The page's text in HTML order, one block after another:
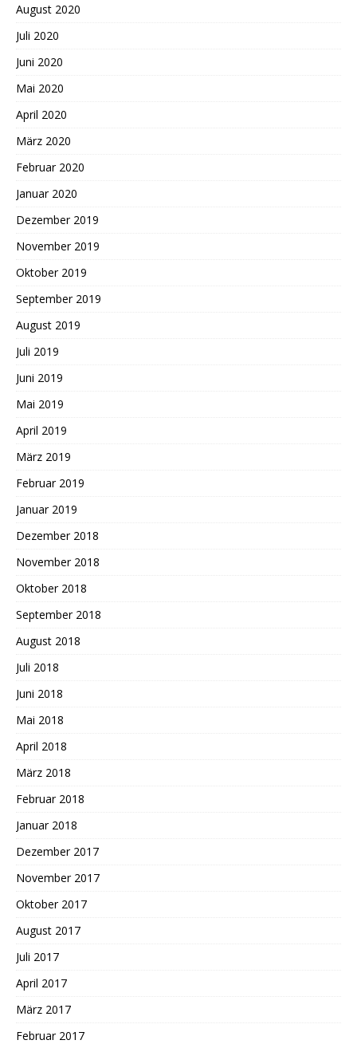
August 2020
Juli 2020
Juni 2020
Mai 2020
April 2020
März 2020
Februar 2020
Januar 2020
Dezember 2019
November 2019
Oktober 2019
September 2019
August 2019
Juli 2019
Juni 2019
Mai 2019
April 2019
März 2019
Februar 2019
Januar 2019
Dezember 2018
November 2018
Oktober 2018
September 2018
August 2018
Juli 2018
Juni 2018
Mai 2018
April 2018
März 2018
Februar 2018
Januar 2018
Dezember 2017
November 2017
Oktober 2017
August 2017
Juli 2017
April 2017
März 2017
Februar 2017